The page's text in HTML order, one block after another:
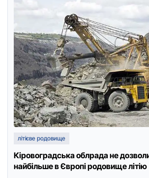
літієве родовище
Кiровоградська облрада не
найбiльше в Європi родовище лiтiю